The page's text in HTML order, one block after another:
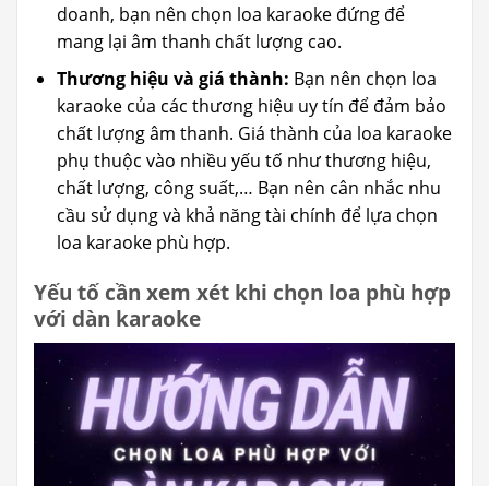
doanh, bạn nên chọn loa karaoke đứng để
mang lại âm thanh chất lượng cao.
Thương hiệu và giá thành: Bạn nên chọn loa
karaoke của các thương hiệu uy tín để đảm bảo
chất lượng âm thanh. Giá thành của loa karaoke
phụ thuộc vào nhiều yếu tố như thương hiệu,
chất lượng, công suất,… Bạn nên cân nhắc nhu
cầu sử dụng và khả năng tài chính để lựa chọn
loa karaoke phù hợp.
Yếu tố cần xem xét khi chọn loa phù hợp
với dàn karaoke